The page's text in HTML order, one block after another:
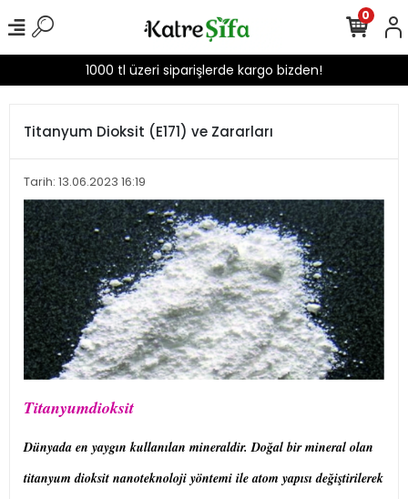
1000 tl üzeri siparişlerde kargo bizden!
0
Titanyum Dioksit (E171) ve Zararları
Tarih: 13.06.2023 16:19
Titanyumdioksit
Dünyada en yaygın kullanılan mineraldir. Doğal bir mineral olan
titanyum dioksit nanoteknoloji yöntemi ile atom yapısı değiştirilerek